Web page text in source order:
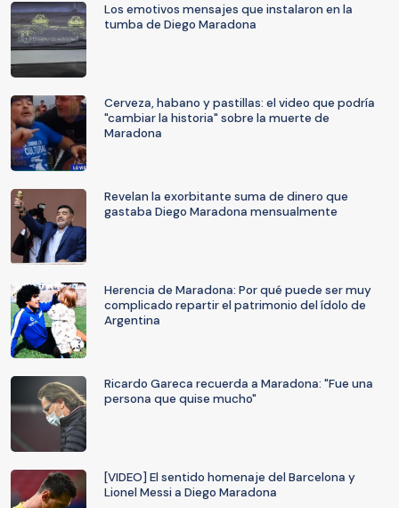
Los emotivos mensajes que instalaron en la
tumba de Diego Maradona
Cerveza, habano y pastillas: el video que podría
"cambiar la historia" sobre la muerte de
Maradona
Revelan la exorbitante suma de dinero que
gastaba Diego Maradona mensualmente
Herencia de Maradona: Por qué puede ser muy
complicado repartir el patrimonio del ídolo de
Argentina
Ricardo Gareca recuerda a Maradona: "Fue una
persona que quise mucho"
[VIDEO] El sentido homenaje del Barcelona y
Lionel Messi a Diego Maradona